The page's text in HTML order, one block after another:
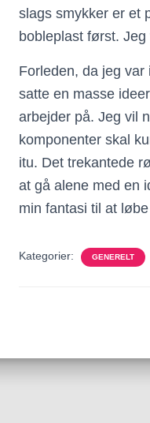
slags smykker er et
bobleplast først.
Forleden, da jeg
satte en masse
arbejder på. Jeg vil
komponenter skal
itu. Det trekantede
at gå alene med en
min fantasi til at
Kategorier: GENERELT